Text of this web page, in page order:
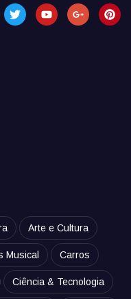
Arte e Cultura
Musical Carros
Ciência & Tecnologia